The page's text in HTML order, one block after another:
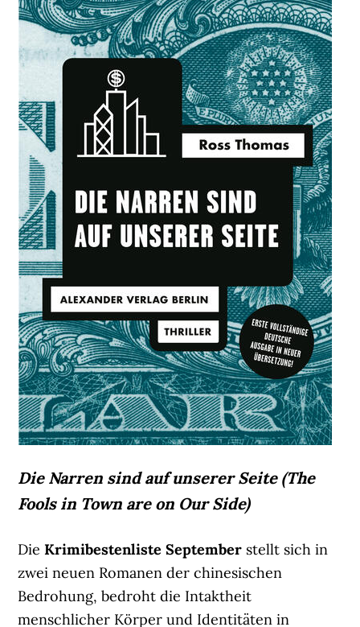
Die Narren sind auf unserer Seite (The
Fools in Town are on Our Side)
DieKrimibestenliste September stellt sich in
zwei neuen Romanen der chinesischen
Bedrohung, bedroht die Intaktheit
menschlicher Körper und Identitäten in